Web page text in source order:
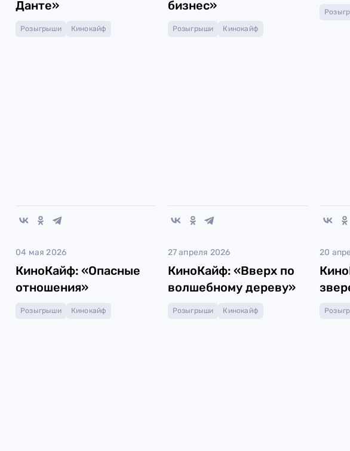
Данте»
Розыгрыши Кинокайф
бизнес»
Розыгрыши Кинокайф
04 мая 2026
КиноКайф: «Опасные
отношения»
Розыгрыши Кинокайф
27 апреля 2026
КиноКайф: «Вверх по
волшебному дереву»
Розыгрыши Кинокайф
20